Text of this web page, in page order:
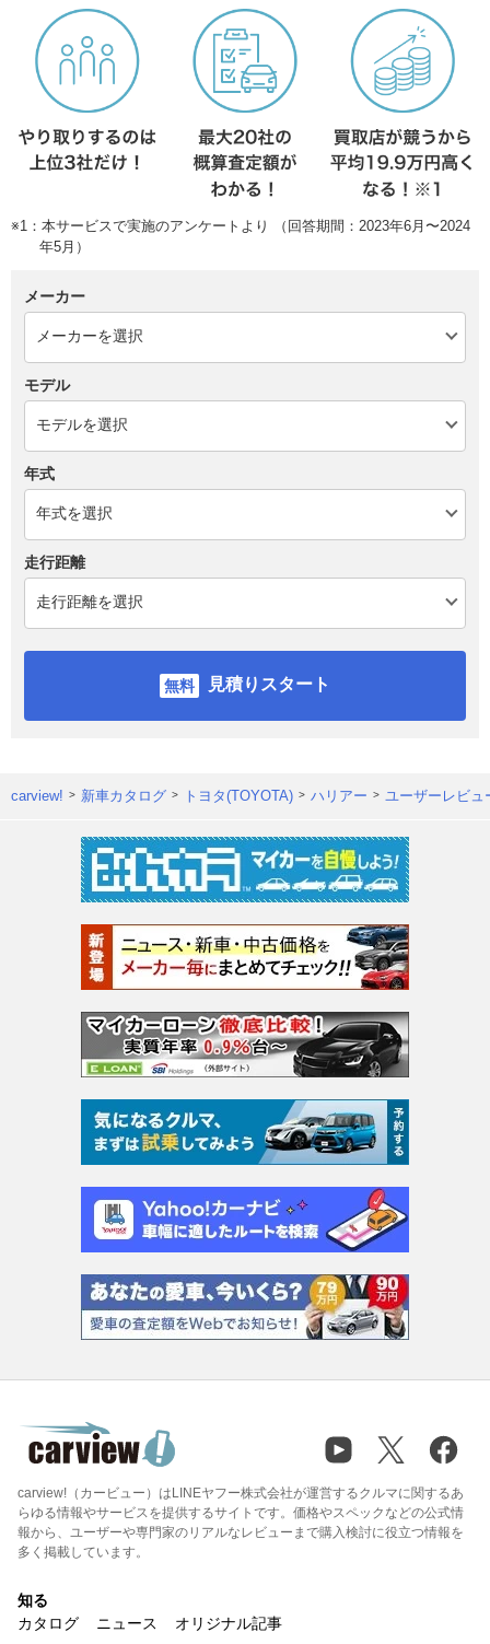
※1：本サービスで実施のアンケートより （回答期間：2023年6月〜2024
年5月）
メーカー
モデル
年式
走行距離
見積りスタート
carview! 新車カタログ トヨタ(TOYOTA) ハリアー ユーザーレビュ
carview!（カービュー）はLINEヤフー株式会社が運営するクルマに関するあ
らゆる情報やサービスを提供するサイトです。価格やスペックなどの公式情
報から、ユーザーや専門家のリアルなレビューまで購入検討に役立つ情報を
多く掲載しています。
知る
カタログ
ニュース オリジナル記事